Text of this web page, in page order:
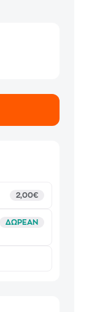
2,00€
ΔΩΡΕΑΝ